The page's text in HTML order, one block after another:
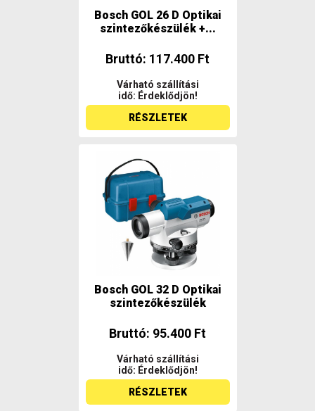
Bosch GOL 26 D Optikai
szintezőkészülék +...
Bruttó: 117.400 Ft
Várható szállítási
idő: Érdeklődjön!
RÉSZLETEK
Bosch GOL 32 D Optikai
szintezőkészülék
Bruttó: 95.400 Ft
Várható szállítási
idő: Érdeklődjön!
RÉSZLETEK